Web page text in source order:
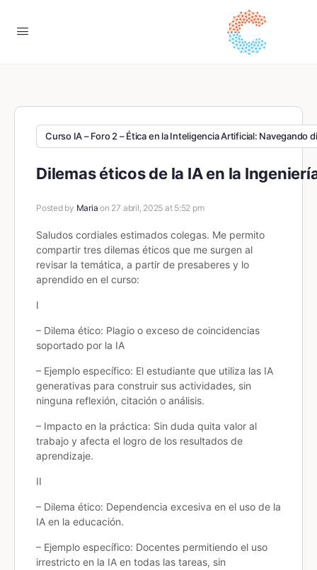
Curso IA – Foro 2 – Ética en la Inteligencia Artificial: Navegando
Dilemas éticos de la IA en la
Posted by Maria on 27 abril, 2025 at 5:52 pm
Saludos cordiales estimados colegas. Me permito
compartir tres dilemas éticos que me surgen al
revisar la temática, a partir de presaberes y lo
aprendido en el curso:
I
– Dilema ético: Plagio o exceso de coincidencias
soportado por la IA
– Ejemplo específico: El estudiante que utiliza las IA
generativas para construir sus actividades, sin
ninguna reflexión, citación o análisis.
– Impacto en la práctica: Sin duda quita valor al
trabajo y afecta el logro de los resultados de
aprendizaje.
II
– Dilema ético: Dependencia excesiva en el uso de la
IA en la educación.
– Ejemplo específico: Docentes permitiendo el uso
irrestricto en la IA en todas las tareas, sin